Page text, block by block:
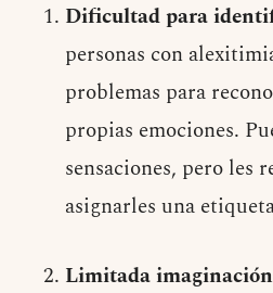
Dificultad para
personas con
problemas para
propias emociones.
sensaciones, pero les
asignarles una
Limitada